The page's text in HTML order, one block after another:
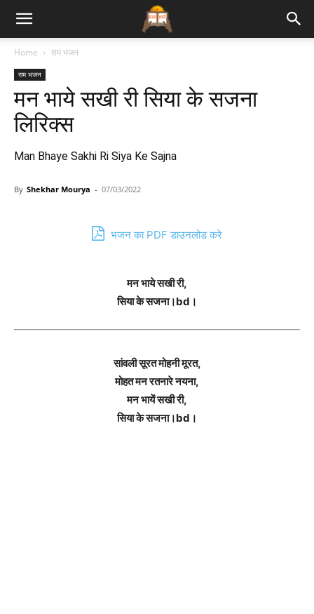
Bhajan
Lyrics
Home राम भजन
राम भजन
मन भाये सखी री सिया के सजना
लिरिक्स
Man Bhaye Sakhi Ri Siya Ke Sajna
By Shekhar Mourya - 07/03/2022
भजन का PDF डाउनलोड करे
मन भाये सखी री,
सिया के सजना।bd।
सांवली सूरत मोहनी मूरत,
मोहत मन रतनारे नयना,
मन भायें सखी री,
सिया के सजना।bd।